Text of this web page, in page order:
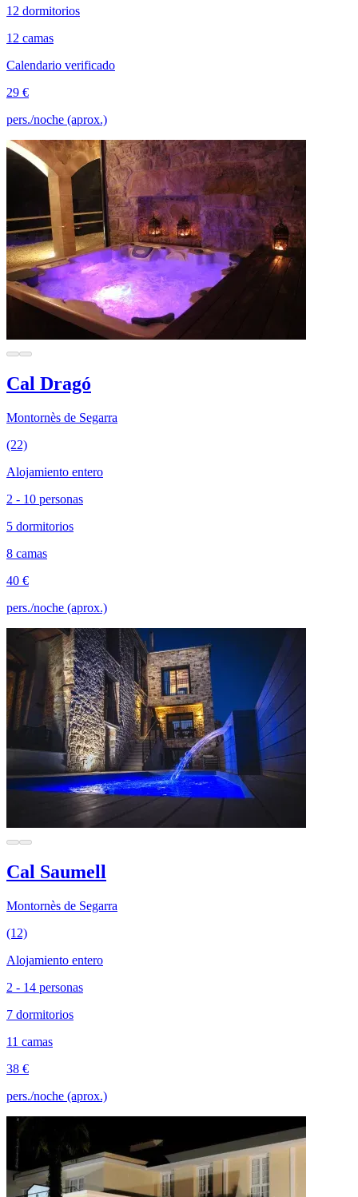
12 dormitorios
12 camas
Calendario verificado
29 €
pers./noche (aprox.)
Cal Dragó
Montornès de Segarra
(22)
Alojamiento entero
2 - 10 personas
5 dormitorios
8 camas
40 €
pers./noche (aprox.)
Cal Saumell
Montornès de Segarra
(12)
Alojamiento entero
2 - 14 personas
7 dormitorios
11 camas
38 €
pers./noche (aprox.)